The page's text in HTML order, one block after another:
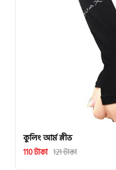
কুলিং আর্ম স্লীভ
110 টাকা 121 টাকা